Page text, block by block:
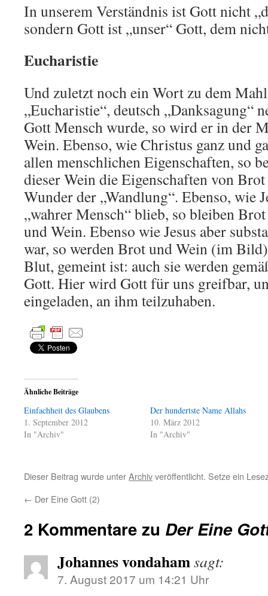
In unserem Verständnis ist Gott nicht
sondern Gott ist „unser“ Gott, dem
Eucharistie
Und zuletzt noch ein Wort zu dem
„Eucharistie“, deutsch „Danksagung“
Gott Mensch wurde, so wird er in der
Wein. Ebenso, wie Christus ganz und
allen menschlichen Eigenschaften, so
dieser Wein die Eigenschaften von
Wunder der „Wandlung“. Ebenso, wie
„wahrer Mensch“ blieb, so bleiben
und Wein. Ebenso wie Jesus aber
war, so werden Brot und Wein (im
Blut, gemeint ist: auch sie werden
Gott. Hier wird Gott für uns greifbar,
eingeladen, an ihm teilzuhaben.
Ähnliche Beiträge
Einfachheit des Glaubens
1. September 2012
In "Archiv"
Der hundertste Name Allahs
10. März 2012
In "Archiv"
Dieser Beitrag wurde unterArchivveröffentlicht. Setze ein
← Der Eine Gott (2)
2 Kommentare zu Der Eine
Johannes vondahamsagt:
7. August 2017 um 14:21 Uhr